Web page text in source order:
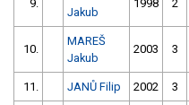
9.
Jakub
1998 2
10.
MAREŠ
Jakub
2003 3
11. JANŮ Filip 2002 3